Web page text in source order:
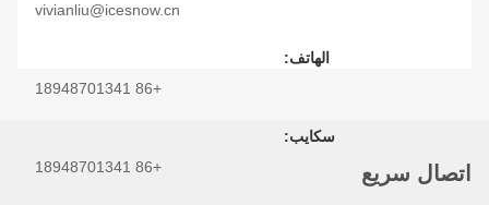
vivianliu@icesnow.cn
الهاتف:
+86 18948701341
سكايب:
+86 18948701341
اتصال سريع